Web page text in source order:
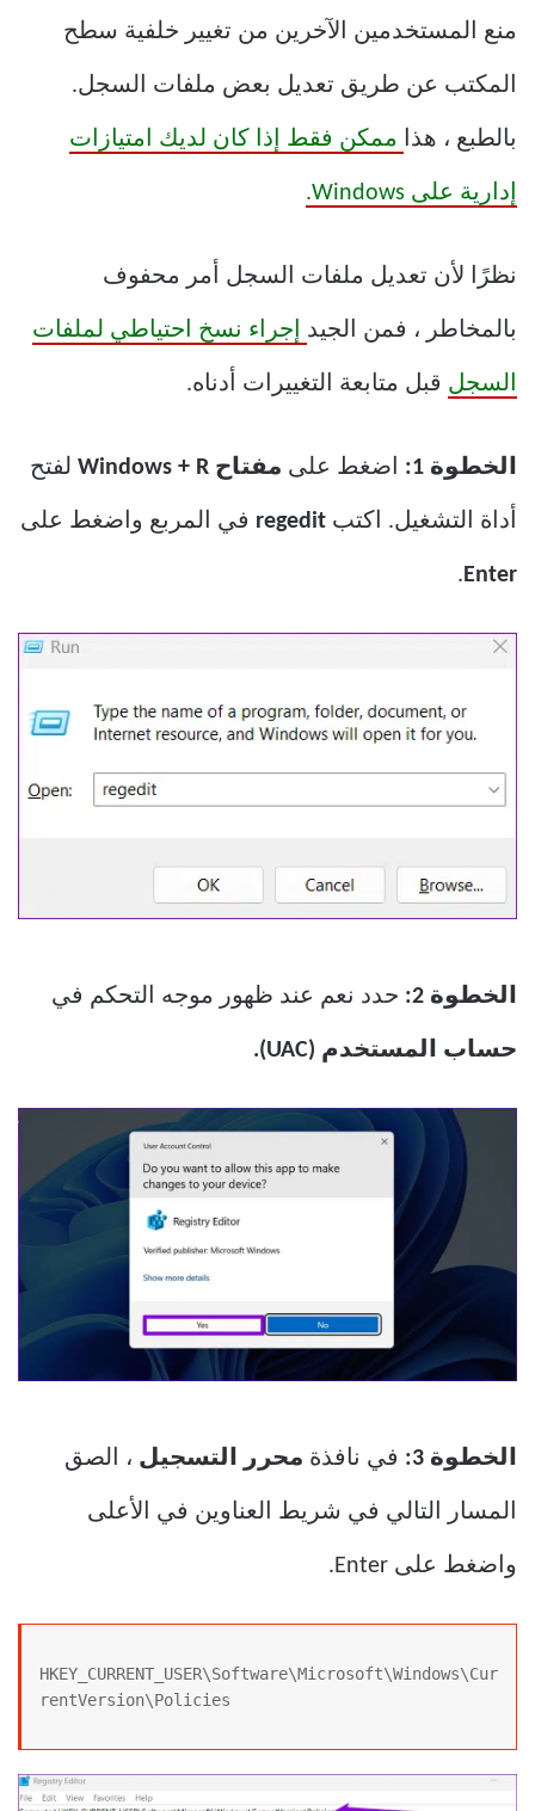
منع المستخدمين الآخرين من تغيير خلفية سطح
المكتب عن طريق تعديل بعض ملفات السجل.
بالطبع ، هذا ممكن فقط إذا كان لديك امتيازات
إدارية على Windows.
نظرًا لأن تعديل ملفات السجل أمر محفوف
بالمخاطر ، فمن الجيد إجراء نسخ احتياطي لملفات
السجل قبل متابعة التغييرات أدناه.
الخطوة 1: اضغط على مفتاح Windows + R لفتح
أداة التشغيل. اكتب regedit في المربع واضغط على
Enter
.
الخطوة 2: حدد نعم عند ظهور موجه التحكم في
حساب المستخدم (UAC).
الخطوة 3: في نافذة محرر التسجيل ، الصق
المسار التالي في شريط العناوين في الأعلى
واضغط على Enter.
HKEY_CURRENT_USER\Software\Microsoft\Windows\Cur
rentVersion\Policies